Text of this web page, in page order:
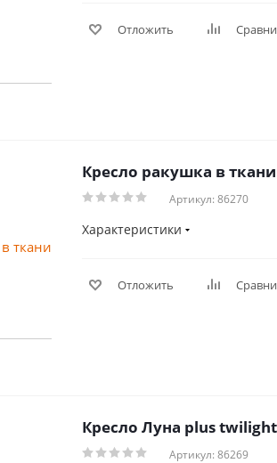
Отложить
Кресло ракушка в ткани
Артикул: 86270
Характеристики
Отложить
Кресло Луна plus
Артикул: 86269